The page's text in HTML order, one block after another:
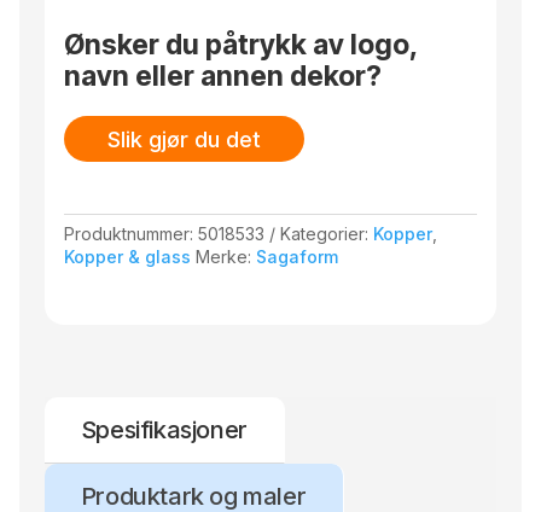
basisfarger og i spennende kolleksjonsfarger.
Tåler vask i oppvaskmaskin. Designet av
Studio Sagaform.
Ønsker du påtrykk av logo,
navn eller annen dekor?
Slik gjør du det
Produktnummer:5018533 Kategorier: Kopper,
Kopper & glass Merke: Sagaform
Spesifikasjoner
Produktark og maler